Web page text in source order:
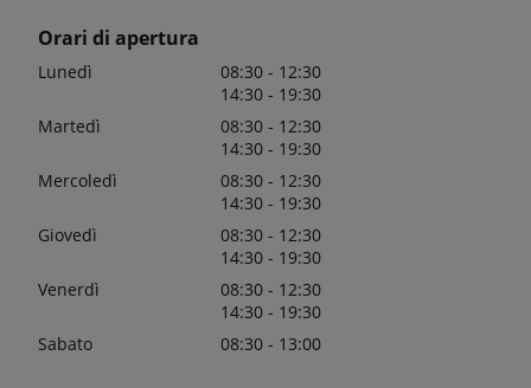
Orari di apertura
Lunedì
08:30 - 12:30
14:30 - 19:30
Martedì
08:30 - 12:30
14:30 - 19:30
Mercoledì
08:30 - 12:30
14:30 - 19:30
Giovedì
08:30 - 12:30
14:30 - 19:30
Venerdì
08:30 - 12:30
14:30 - 19:30
Sabato
08:30 - 13:00